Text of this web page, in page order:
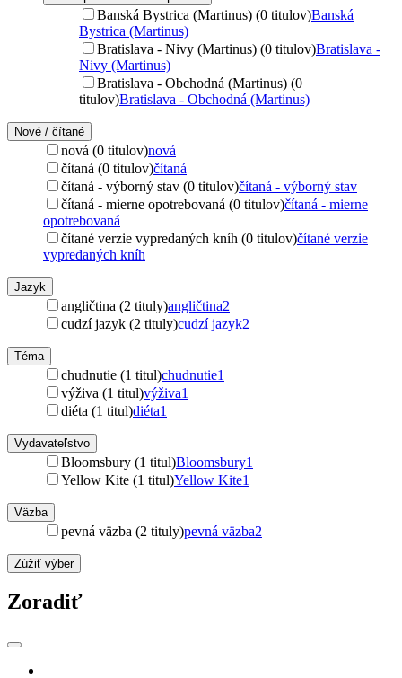
Banská Bystrica (Martinus) (0 titulov)Banská
Bystrica (Martinus)
Bratislava - Nivy (Martinus) (0 titulov)Bratislava -
Nivy (Martinus)
Bratislava - Obchodná (Martinus) (0
titulov)Bratislava - Obchodná (Martinus)
Nové / čítané
nová (0 titulov)nová
čítaná (0 titulov)čítaná
čítaná - výborný stav (0 titulov)čítaná - výborný stav
čítaná - mierne opotrebovaná (0 titulov)čítaná - mierne
opotrebovaná
čítané verzie vypredaných kníh (0 titulov)čítané verzie
vypredaných kníh
Jazyk
angličtina (2 tituly)angličtina2
cudzí jazyk (2 tituly)cudzí jazyk2
Téma
chudnutie (1 titul)chudnutie1
výživa (1 titul)výživa1
diéta (1 titul)diéta1
Vydavateľstvo
Bloomsbury (1 titul)Bloomsbury1
Yellow Kite (1 titul)Yellow Kite1
Väzba
pevná väzba (2 tituly)pevná väzba2
Zúžiť výber
Zoradiť